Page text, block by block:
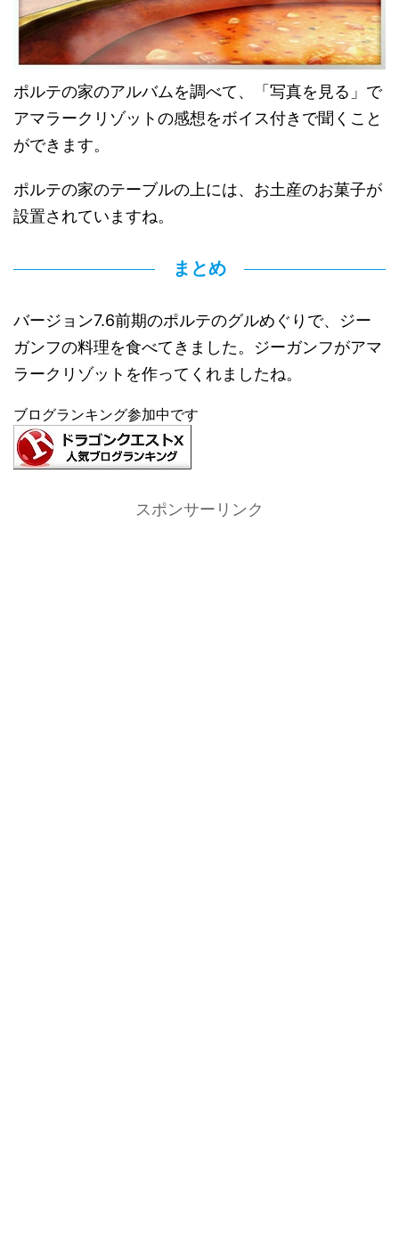
ポルテの家のアルバムを調べて、「写真を見る」で
アマラークリゾットの感想をボイス付きで聞くこと
ができます。
ポルテの家のテーブルの上には、お土産のお菓子が
設置されていますね。
まとめ
バージョン7.6前期のポルテのグルめぐりで、ジー
ガンフの料理を食べてきました。ジーガンフがアマ
ラークリゾットを作ってくれましたね。
ブログランキング参加中です
スポンサーリンク